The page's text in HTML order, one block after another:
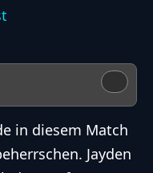
in diesem Match
Jayden